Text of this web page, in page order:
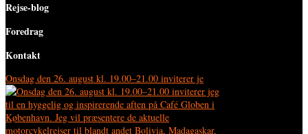
Rejse-blog
Foredrag
Kontakt
Onsdag den 26. august kl. 19.00–21.00 inviterer je